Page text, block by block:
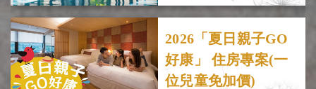
2026「夏日親子GO
好康」 住房專案(一
位兒童免加價)